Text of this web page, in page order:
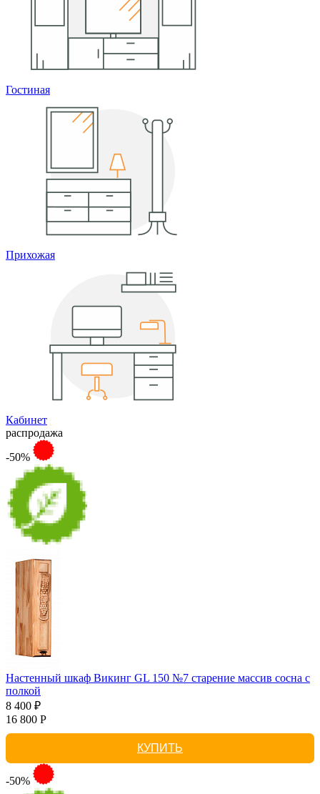
Гостиная
Прихожая
Кабинет
распродажа
-50%
Настенный шкаф Викинг GL 150 №7 старение массив сосна с
полкой
8 400 ₽
16 800 Р
КУПИТЬ
-50%